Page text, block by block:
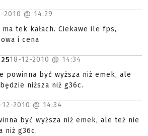
2010 @ 14:29
ma tek kałach. Ciekawe ile fps,
i cena
18-12-2010 @ 14:34
powinna być wyższa niż emek, ale
niższa niż g36c.
12-2010 @ 14:34
być wyższa niż emek, ale też nie
niż g36c.